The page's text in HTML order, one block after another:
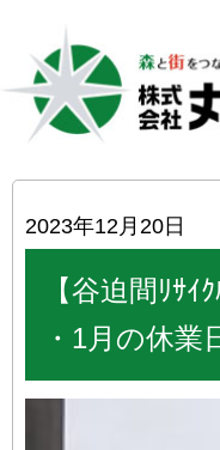
2023年12月20日
【谷迫間ﾘｻｲ
・1月の休業